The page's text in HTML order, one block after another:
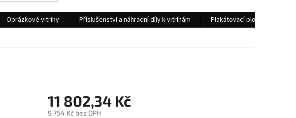
Obrázkové vitríny Příslušenství a náhradní díly k vitrínám Plakátovací plochy
11 802,34 Kč
9 754 Kčbez DPH